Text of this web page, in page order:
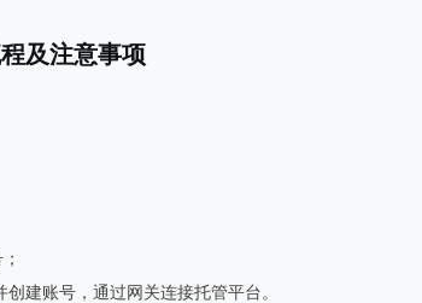
及注意事项
建账号，通过网关连接托管平台。